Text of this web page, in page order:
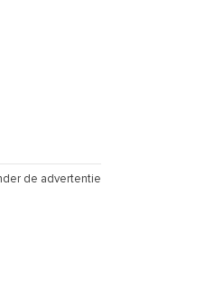
de advertentie